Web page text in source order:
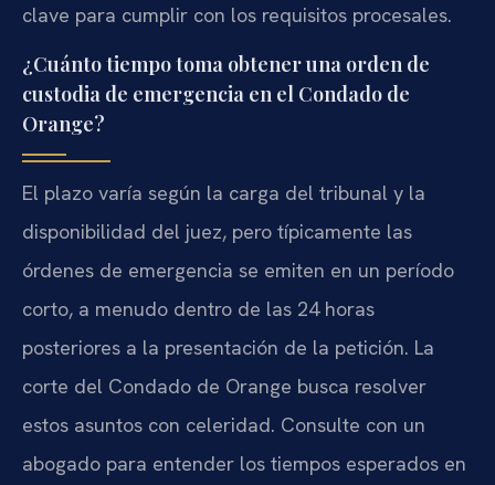
clave para cumplir con los requisitos procesales.
¿Cuánto tiempo toma obtener una orden de
custodia de emergencia en el Condado de
Orange?
El plazo varía según la carga del tribunal y la
disponibilidad del juez, pero típicamente las
órdenes de emergencia se emiten en un período
corto, a menudo dentro de las 24 horas
posteriores a la presentación de la petición. La
corte del Condado de Orange busca resolver
estos asuntos con celeridad. Consulte con un
abogado para entender los tiempos esperados en